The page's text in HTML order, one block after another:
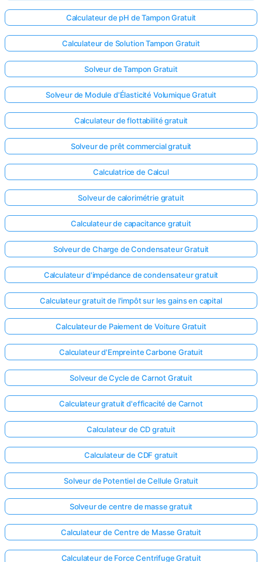
Calculateur de pH de Tampon Gratuit
Calculateur de Solution Tampon Gratuit
Solveur de Tampon Gratuit
Solveur de Module d'Élasticité Volumique Gratuit
Calculateur de flottabilité gratuit
Solveur de prêt commercial gratuit
Calculatrice de Calcul
Solveur de calorimétrie gratuit
Calculateur de capacitance gratuit
Solveur de Charge de Condensateur Gratuit
Calculateur d'impédance de condensateur gratuit
Calculateur gratuit de l'impôt sur les gains en capital
Calculateur de Paiement de Voiture Gratuit
Calculateur d'Empreinte Carbone Gratuit
Solveur de Cycle de Carnot Gratuit
Calculateur gratuit d'efficacité de Carnot
Calculateur de CD gratuit
Calculateur de CDF gratuit
Solveur de Potentiel de Cellule Gratuit
Solveur de centre de masse gratuit
Calculateur de Centre de Masse Gratuit
Calculateur de Force Centrifuge Gratuit